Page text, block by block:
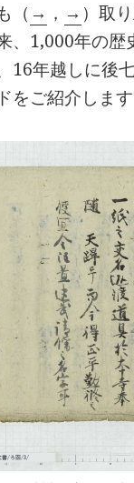
（ → ， → ）取
、1,000年の
16年越しに後
をご紹介しま